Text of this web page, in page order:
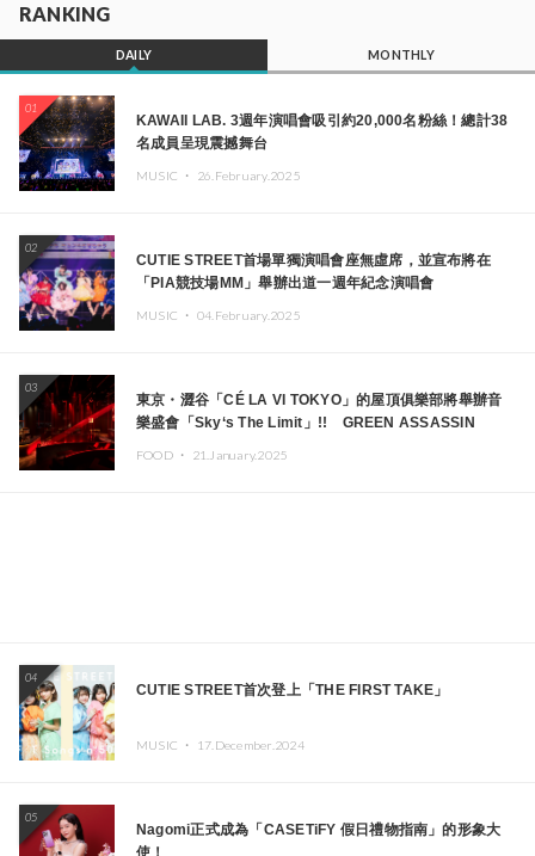
RANKING
DAILY MONTHLY
01
KAWAII LAB. 3週年演唱會吸引約20,000名粉絲！總計38
名成員呈現震撼舞台
MUSIC ・ 26.February.2025
02
CUTIE STREET首場單獨演唱會座無虛席，並宣布將在
「PIA競技場MM」舉辦出道一週年紀念演唱會
MUSIC ・ 04.February.2025
03
東京・澀谷「CÉ LA VI TOKYO」的屋頂俱樂部將舉辦音
樂盛會「Sky‘s The Limit」!! GREEN ASSASSIN
FOOD ・ 21.January.2025
04
CUTIE STREET首次登上「THE FIRST TAKE」
MUSIC ・ 17.December.2024
05
Nagomi正式成為「CASETiFY 假日禮物指南」的形象大
使！